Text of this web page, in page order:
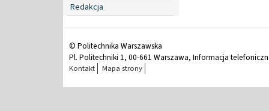
Redakcja
© Politechnika Warszawska
Pl. Politechniki 1, 00-661 Warszawa, Informacja
Kontakt Mapa strony